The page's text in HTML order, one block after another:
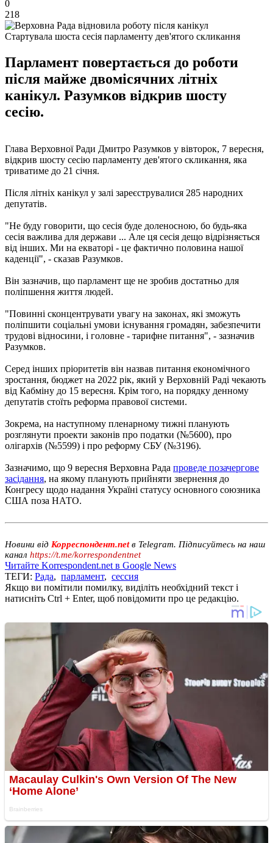
0
218
Стартувала шоста сесія парламенту дев'ятого скликання
Парламент повертається до роботи
після майже двомісячних літніх
канікул. Разумков відкрив шосту
сесію.
Глава Верховної Ради Дмитро Разумков у вівторок, 7 вересня,
відкрив шосту сесію парламенту дев'ятого скликання, яка
триватиме до 21 січня.
Після літніх канікул у залі зареєструвалися 285 народних
депутатів.
"Не буду говорити, що сесія буде доленосною, бо будь-яка
сесія важлива для держави ... Але ця сесія дещо відрізняється
від інших. Ми на екваторі - це фактично половина нашої
каденції", - сказав Разумков.
Він зазначив, що парламент ще не зробив достатньо для
поліпшення життя людей.
"Повинні сконцентрувати увагу на законах, які зможуть
поліпшити соціальні умови існування громадян, забезпечити
трудові відносини, і головне - тарифне питання", - зазначив
Разумков.
Серед інших пріоритетів він назвав питання економічного
зростання, бюджет на 2022 рік, який у Верховній Раді чекають
від Кабміну до 15 вересня. Крім того, на порядку денному
депутатів стоїть реформа правової системи.
Зокрема, на наступному пленарному тижні планують
розглянути проекти законів про податки (№5600), про
олігархів (№5599) і про реформу СБУ (№3196).
Зазначимо, що 9 вересня Верховна Рада проведе позачергове
засідання, на якому планують прийняти звернення до
Конгресу щодо надання Україні статусу основного союзника
США поза НАТО.
Новини від Корреспондент.netв Telegram. Підписуйтесь на наш
канал https://t.me/korrespondentnet
Читайте Korrespondent.net в Google News
ТЕГИ: Рада, парламент, сессия
Якщо ви помітили помилку, виділіть необхідний текст і
натисніть Ctrl + Enter, щоб повідомити про це редакцію.